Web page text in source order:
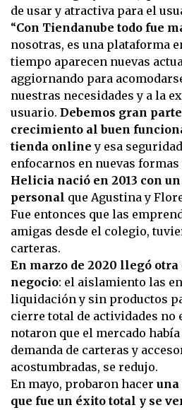
de usar y atractiva para el
“Con Tiendanube todo fue
nosotras, es una plataforma
tiempo aparecen nuevas
aggiornando para
nuestras necesidades y a la
usuario. Debemos gran
crecimiento al buen
tienda online y esa
enfocarnos en nuevas
Helicia nació en 2013 con
personal que Agustina y
Fue entonces que las
amigas desde el colegio,
carteras.
En marzo de 2020 llegó
negocio: el aislamiento las
liquidación y sin productos
cierre total de actividades no
notaron que el mercado
demanda de carteras y
acostumbradas, se redujo.
En mayo, probaron hacer una
que fue un éxito total y se